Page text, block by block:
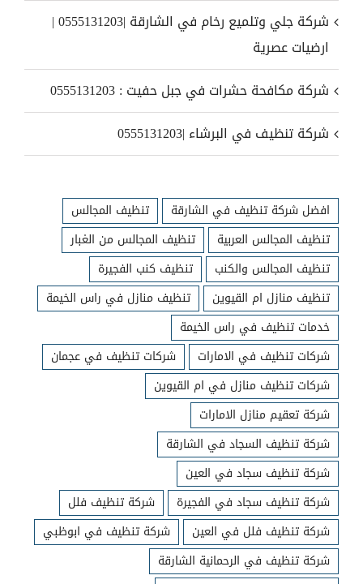
شركة جلي وتلميع رخام في الشارقة |0555131203 |
ارضيات عصرية
شركة مكافحة حشرات في جبل حفيت : 0555131203
شركة تنظيف في البرشاء |0555131203
افضل شركة تنظيف في الشارقة
تنظيف المجالس
تنظيف المجالس العربية
تنظيف المجالس من الغبار
تنظيف المجالس والكنب
تنظيف كنب الفجيرة
تنظيف منازل ام القيوين
تنظيف منازل في راس الخيمة
خدمات تنظيف في راس الخيمة
شركات تنظيف في الامارات
شركات تنظيف في عجمان
شركات تنظيف منازل في ام القيوين
شركة تعقيم منازل الامارات
شركة تنظيف السجاد في الشارقة
شركة تنظيف سجاد في العين
شركة تنظيف سجاد في الفجيرة
شركة تنظيف فلل
شركة تنظيف فلل في العين
شركة تنظيف في ابوظبي
شركة تنظيف في الرحمانية الشارقة